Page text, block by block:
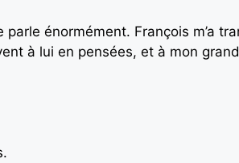
énormément. François m’a
à lui en pensées, et à mon